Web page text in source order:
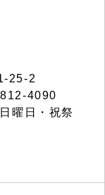
25-2
4090
曜日・祝祭